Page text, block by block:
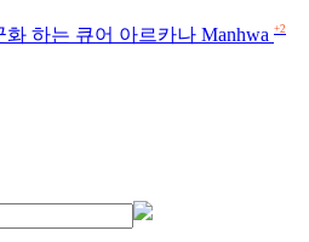
하는 큐어 아르카나 Manhwa +2